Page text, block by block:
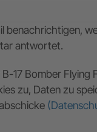
benachrichtigen,
antwortet.
17 Bomber Flying
zu, Daten zu